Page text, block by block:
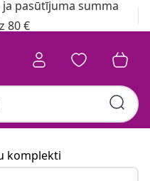
ja pasūtījuma summa
80 €
komplekti